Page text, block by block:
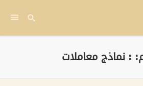
: نماذج معاملات